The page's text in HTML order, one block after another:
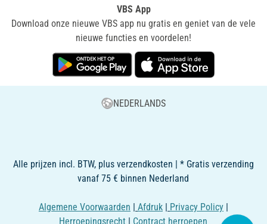
VBS App
Download onze nieuwe VBS app nu gratis en geniet van de vele
nieuwe functies en voordelen!
NEDERLANDS
Alle prijzen incl. BTW, plus verzendkosten | * Gratis verzending
vanaf 75 € binnen Nederland
Algemene Voorwaarden Afdruk Privacy Policy
Herroepingsrecht
Contract herroepen